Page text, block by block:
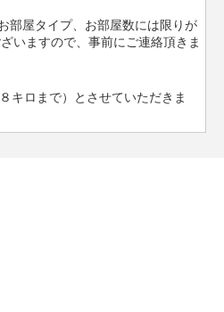
部屋タイプ、お部屋数には限りが
いますので、事前にご連絡頂きま
キロまで）とさせていただきま